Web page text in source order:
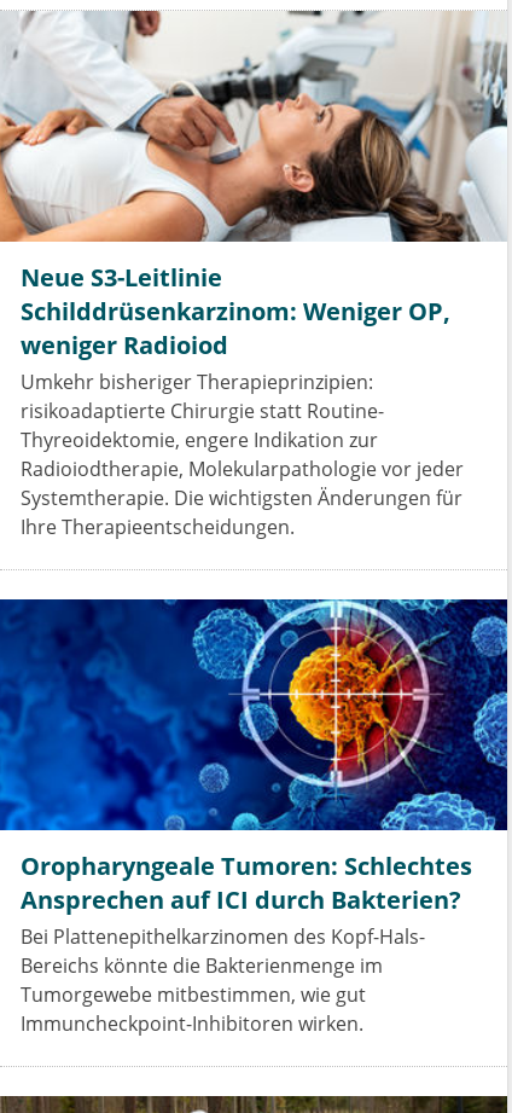
Neue S3-Leitlinie
Schilddrüsenkarzinom: Weniger OP,
weniger Radioiod
Umkehr bisheriger Therapieprinzipien:
risikoadaptierte Chirurgie statt Routine-
Thyreoidektomie, engere Indikation zur
Radioiodtherapie, Molekularpathologie vor jeder
Systemtherapie. Die wichtigsten Änderungen für
Ihre Therapieentscheidungen.
Oropharyngeale Tumoren: Schlechtes
Ansprechen auf ICI durch Bakterien?
Bei Plattenepithelkarzinomen des Kopf-Hals-
Bereichs könnte die Bakterienmenge im
Tumorgewebe mitbestimmen, wie gut
Immuncheckpoint-Inhibitoren wirken.